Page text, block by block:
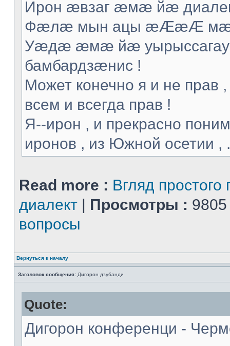
Ирон æвзаг æмæ йæ
Фæлæ мын ацы æÆæÆ мæ
Уæдæ æмæ йæ
бамбардзæнис !
Может конечно я и не прав
всем и всегда прав !
Я--ирон , и прекрасно
иронов , из Южной осетии ,
Read more : Вгляд простого
диалект | Просмотры :
вопросы
Вернуться к началу
Заголовок сообщения: Дигорон дзубанди
Quote:
Дигорон конференци -